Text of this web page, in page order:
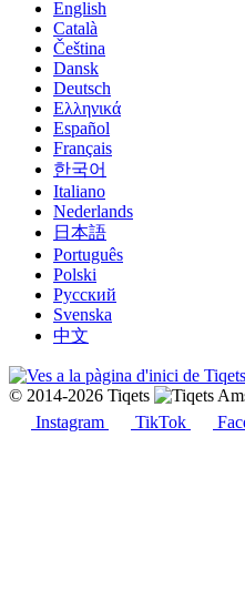
English
Català
Čeština
Dansk
Deutsch
Ελληνικά
Español
Français
한국어
Italiano
Nederlands
日本語
Português
Polski
Русский
Svenska
中文
© 2014-2026 Tiqets
Instagram
TikTok